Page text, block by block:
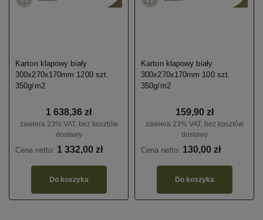
Karton klapowy biały
300x270x170mm 1200 szt.
350g/m2
1 638,36 zł
zawiera 23% VAT, bez kosztów
dostawy
Cena netto: 1 332,00 zł
Do koszyka
Karton klapowy biały
300x270x170mm 100 szt.
350g/m2
159,90 zł
zawiera 23% VAT, bez kosztów
dostawy
Cena netto: 130,00 zł
Do koszyka